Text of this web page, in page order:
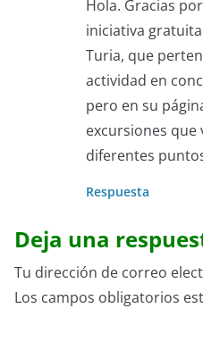
Hola. Gracias
iniciativa
Turia, que
actividad en
pero en su
excursiones
diferentes
Respuesta
Deja una
Tu dirección de correo
Los campos obligatorios